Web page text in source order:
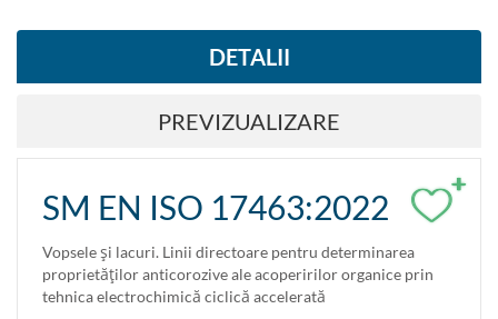
DETALII
PREVIZUALIZARE
+
SM EN ISO 17463:2022
Vopsele şi lacuri. Linii directoare pentru determinarea
proprietăţilor anticorozive ale acoperirilor organice prin
tehnica electrochimică ciclică accelerată